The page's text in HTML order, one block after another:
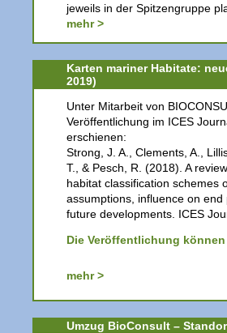
jeweils in der Spitzengruppe
mehr >
Karten mariner Habitate:
2019)
Unter Mitarbeit von
Veröffentlichung im ICES
erschienen:
Strong, J. A., Clements, A.,
T., & Pesch, R. (2018). A
habitat classification schemes
assumptions, influence on
future developments. ICES
Die Veröffentlichung
mehr >
Umzug BioConsult –